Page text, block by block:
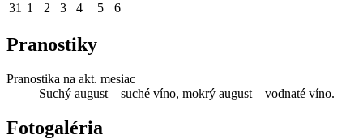
31 1 2 3 4 5 6
Pranostiky
Pranostika na akt. mesiac
Suchý august – suché víno, mokrý august – vodnaté víno.
Fotogaléria